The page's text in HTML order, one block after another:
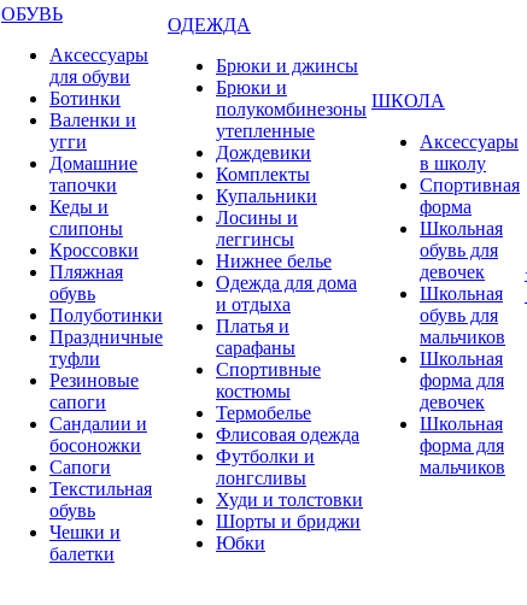
ОБУВЬ
Аксессуары
для обуви
Ботинки
Валенки и
угги
Домашние
тапочки
Кеды и
слипоны
Кроссовки
Пляжная
обувь
Полуботинки
Праздничные
туфли
Резиновые
сапоги
Сандалии и
босоножки
Сапоги
Текстильная
обувь
Чешки и
балетки
ОДЕЖДА
Брюки и джинсы
Брюки и
полукомбинезоны
утепленные
Дождевики
Комплекты
Купальники
Лосины и
леггинсы
Нижнее белье
Одежда для дома
и отдыха
Платья и
сарафаны
Спортивные
костюмы
Термобелье
Флисовая одежда
Футболки и
лонгсливы
Худи и толстовки
Шорты и бриджи
Юбки
ШКОЛА
Аксессуары
в школу
Спортивная
форма
Школьная
обувь для
девочек
Школьная
обувь для
мальчиков
Школьная
форма для
девочек
Школьная
форма для
мальчиков